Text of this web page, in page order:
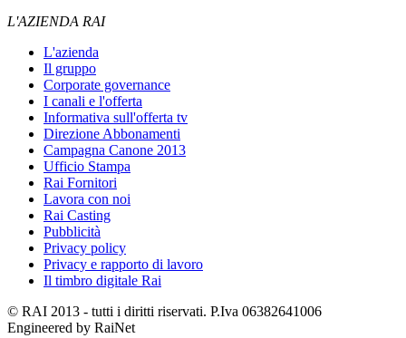
L'AZIENDA RAI
L'azienda
Il gruppo
Corporate governance
I canali e l'offerta
Informativa sull'offerta tv
Direzione Abbonamenti
Campagna Canone 2013
Ufficio Stampa
Rai Fornitori
Lavora con noi
Rai Casting
Pubblicità
Privacy policy
Privacy e rapporto di lavoro
Il timbro digitale Rai
© RAI 2013 - tutti i diritti riservati. P.Iva 06382641006
Engineered by RaiNet